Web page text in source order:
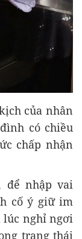
của nhân
có chiều
chấp nhận
để nhập vai
cố ý giữ im
lúc nghỉ ngơi
trạng thái